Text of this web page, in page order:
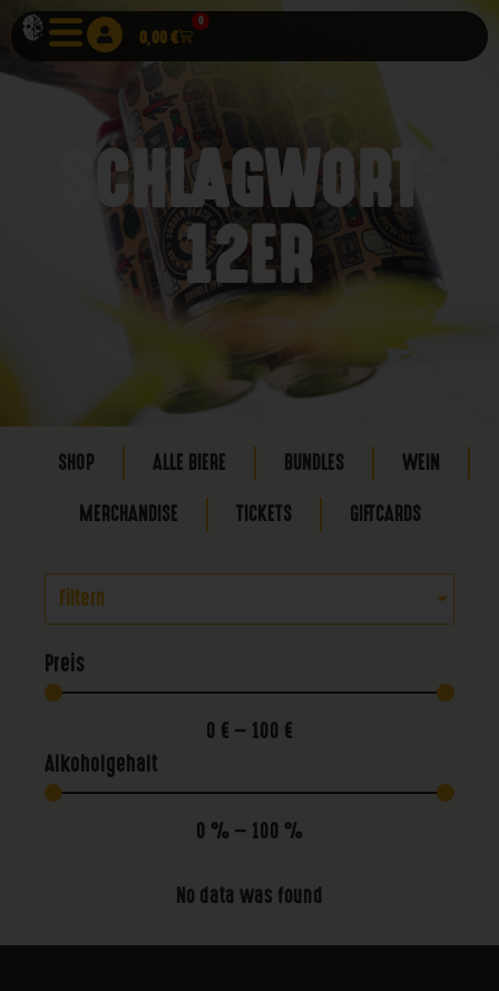
0,00€
0
SCHLAGWORT:
12ER
SHOP ALLE BIERE BUNDLES WEIN
MERCHANDISE TICKETS GIFTCARDS
Filtern
Preis
0 € — 100 €
Alkoholgehalt
0 % — 100 %
No data was found